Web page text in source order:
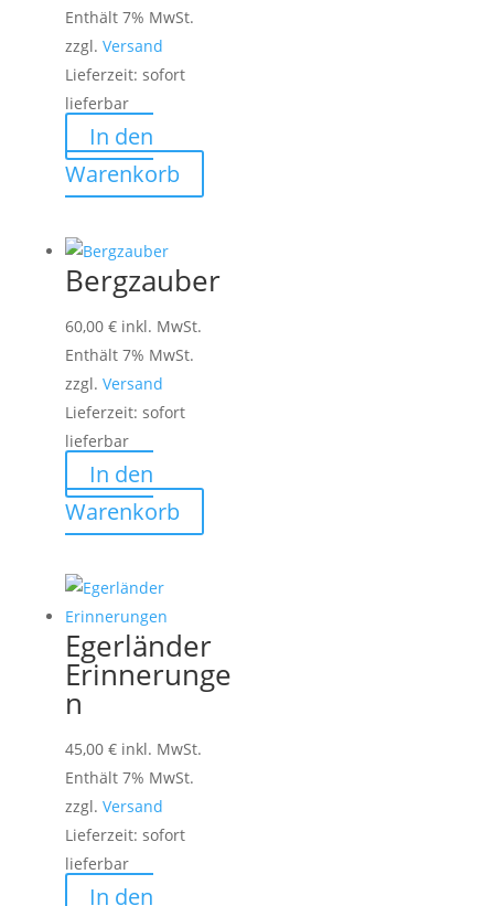
Enthält 7% MwSt.
zzgl. Versand
Lieferzeit: sofort
lieferbar
In den
Warenkorb
Bergzauber
60,00 € inkl. MwSt.
Enthält 7% MwSt.
zzgl. Versand
Lieferzeit: sofort
lieferbar
In den
Warenkorb
Egerländer
Erinnerunge
n
45,00 € inkl. MwSt.
Enthält 7% MwSt.
zzgl. Versand
Lieferzeit: sofort
lieferbar
In den